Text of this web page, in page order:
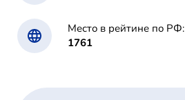
Место в рейтине по РФ:
1761